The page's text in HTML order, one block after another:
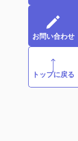
お問い合わせ
トップに戻る